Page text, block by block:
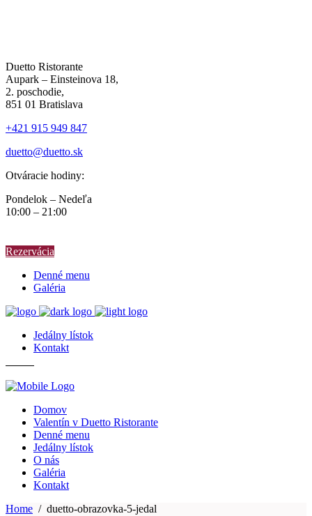
Duetto Ristorante
Aupark – Einsteinova 18,
2. poschodie,
851 01 Bratislava
+421 915 949 847
duetto@duetto.sk
Otváracie hodiny:
Pondelok – Nedeľa
10:00 – 21:00
Rezervácia
Denné menu
Galéria
Jedálny lístok
Kontakt
Domov
Valentín v Duetto Ristorante
Denné menu
Jedálny lístok
O nás
Galéria
Kontakt
Home / duetto-obrazovka-5-jedal